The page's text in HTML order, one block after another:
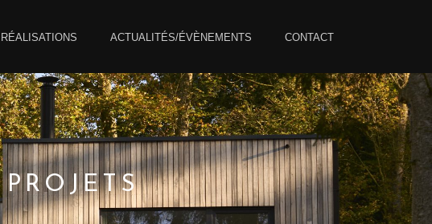
RÉALISATIONS ACTUALITÉS/ÉVÈNEMENTS CONTACT